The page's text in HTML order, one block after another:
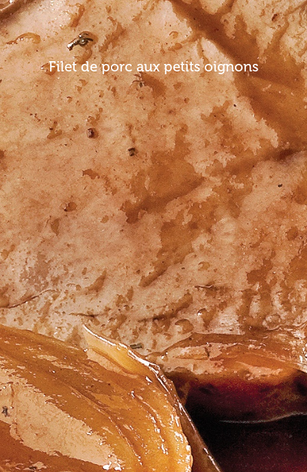
Filet de porc aux petits oignons